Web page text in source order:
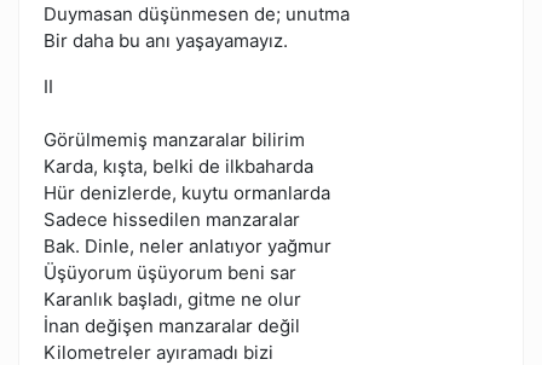
Duymasan düşünmesen de; unutma
Bir daha bu anı yaşayamayız.
II
Görülmemiş manzaralar bilirim
Karda, kışta, belki de ilkbaharda
Hür denizlerde, kuytu ormanlarda
Sadece hissedilen manzaralar
Bak. Dinle, neler anlatıyor yağmur
Üşüyorum üşüyorum beni sar
Karanlık başladı, gitme ne olur
İnan değişen manzaralar değil
Kilometreler ayıramadı bizi